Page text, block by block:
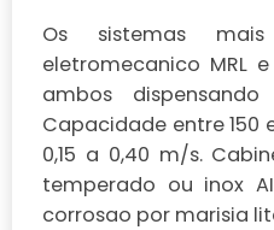
Os sistemas
eletromecanico MRL
ambos
Capacidade entre 150
0,15 a 0,40 m/s.
temperado ou inox
corrosao por marisia